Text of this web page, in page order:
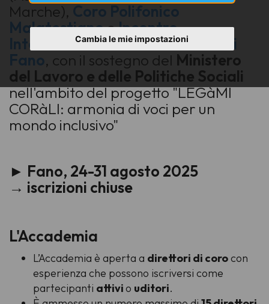
Cambia le mie impostazioni
Marche), Coro Polifonico
MalatestianoeIncontro
Internazionale Polifonico Città di
Fano, con il sostegno del Ministero
del Lavoro e delle Politiche Sociali
nell'ambito del progetto "LEGàMI
CORàLI: armonia di voci per un
mondo inclusivo"
► Fano, 24-31 agosto 2025
→ iscrizioni chiuse
L'Accademia
L’Accademia è aperta a direttori di corocon
esperienza che possono iscriversi come
partecipanti attivio uditori.